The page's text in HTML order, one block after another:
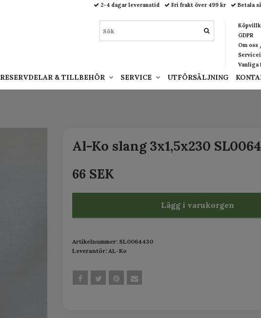
Al-Ko slang 3x1,5x230
66 SEK
Lägg i varukorgen
Artikelnummer: SL0064430
Leverantör: AL-Ko
2-4 dagar leveranstid Fri frakt över 499 kr Betala
GDPR
Om
Vanliga
RESERVDELAR & TILLBEHÖR SERVICE UTFÖRSÄLJNING